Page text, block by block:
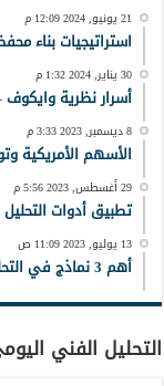
21 يونيو, 2024 12:09 م
استراتيجيات بناء
30 يناير, 2024 1:32 م
أسرار نظرية وايكوف
8 ديسمبر, 2023 3:33 م
الأسهم الأمريكية وتوقعات 2024 –
29 أغسطس, 2023 5:56 م
تطبيق أدوات
13 يوليو, 2023 11:09 ص
أهم 3 نماذج في التحليل الفني
التحليل الفني